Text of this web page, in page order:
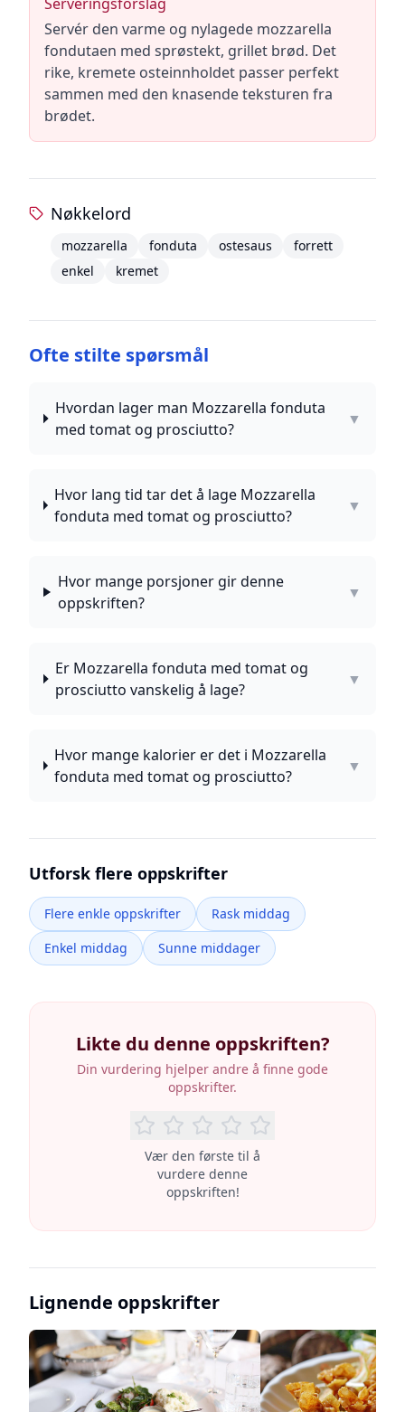
Servér den varme og nylagede mozzarella
fondutaen med sprøstekt, grillet brød. Det
rike, kremete osteinnholdet passer perfekt
sammen med den knasende teksturen fra
brødet.
Nøkkelord
mozzarella fonduta ostesaus
forrett
enkel
kremet
Ofte stilte spørsmål
Hvordan lager man Mozzarella fonduta
med tomat og prosciutto?
▼
Hvor lang tid tar det å lage Mozzarella
fonduta med tomat og prosciutto?
▼
Hvor mange porsjoner gir denne
oppskriften?
▼
Er Mozzarella fonduta med tomat og
prosciutto vanskelig å lage?
▼
Hvor mange kalorier er det i Mozzarella
fonduta med tomat og prosciutto?
▼
Utforsk flere oppskrifter
Flere enkle oppskrifter
Rask middag
Enkel middag
Sunne middager
Likte du denne oppskriften?
Din vurdering hjelper andre å finne gode
oppskrifter.
Vær den første til å
vurdere denne
oppskriften!
Lignende oppskrifter